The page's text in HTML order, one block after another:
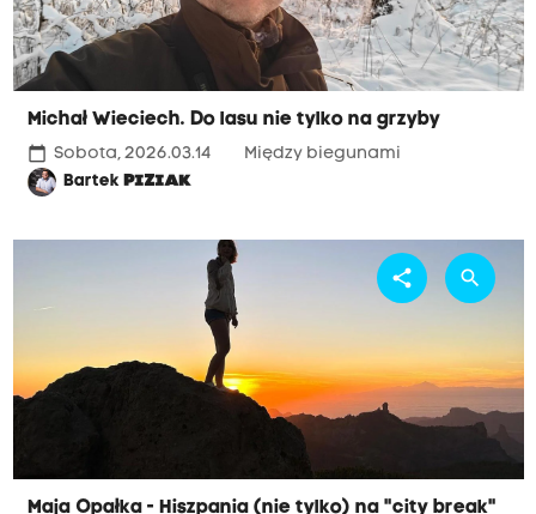
Michał Wieciech. Do lasu nie tylko na grzyby
calendar_today Sobota, 2026.03.14
Między biegunami
BartekPIZIAK
Maja Opałka - Hiszpania (nie tylko) na "city break"
share search